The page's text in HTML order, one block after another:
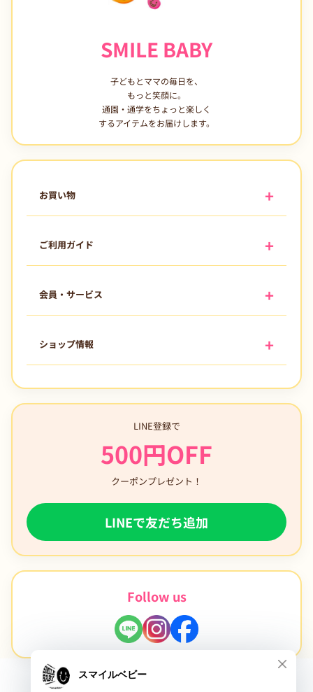
SMILE BABY
子どもとママの毎日を、
もっと笑顔に。
通園・通学をちょっと楽しく
するアイテムをお届けします。
お買い物
ご利用ガイド
会員・サービス
ショップ情報
LINE登録で
500円OFF
クーポンプレゼント！
LINEで友だち追加
Follow us